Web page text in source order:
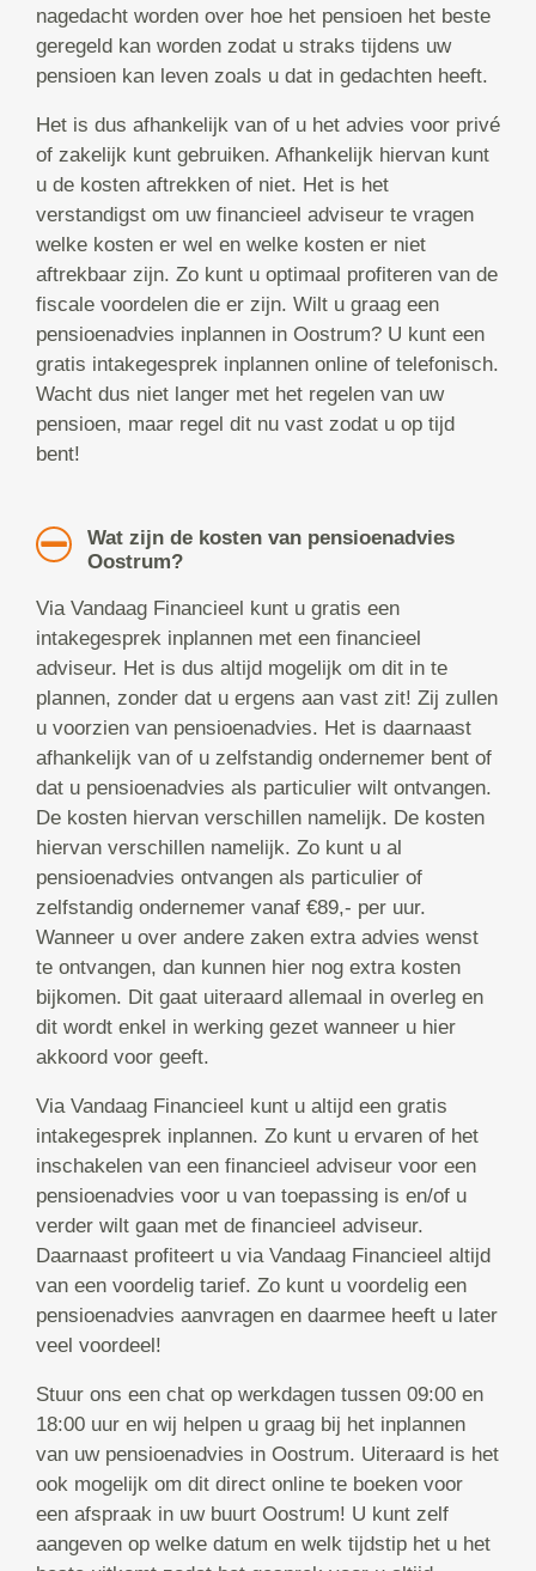
nagedacht worden over hoe het pensioen het beste
geregeld kan worden zodat u straks tijdens uw
pensioen kan leven zoals u dat in gedachten heeft.
Het is dus afhankelijk van of u het advies voor privé
of zakelijk kunt gebruiken. Afhankelijk hiervan kunt
u de kosten aftrekken of niet. Het is het
verstandigst om uw financieel adviseur te vragen
welke kosten er wel en welke kosten er niet
aftrekbaar zijn. Zo kunt u optimaal profiteren van de
fiscale voordelen die er zijn. Wilt u graag een
pensioenadvies inplannen in Oostrum? U kunt een
gratis intakegesprek inplannen online of telefonisch.
Wacht dus niet langer met het regelen van uw
pensioen, maar regel dit nu vast zodat u op tijd
bent!
Wat zijn de kosten van pensioenadvies
Oostrum?
Via Vandaag Financieel kunt u gratis een
intakegesprek inplannen met een financieel
adviseur. Het is dus altijd mogelijk om dit in te
plannen, zonder dat u ergens aan vast zit! Zij zullen
u voorzien van pensioenadvies. Het is daarnaast
afhankelijk van of u zelfstandig ondernemer bent of
dat u pensioenadvies als particulier wilt ontvangen.
De kosten hiervan verschillen namelijk. De kosten
hiervan verschillen namelijk. Zo kunt u al
pensioenadvies ontvangen als particulier of
zelfstandig ondernemer vanaf €89,- per uur.
Wanneer u over andere zaken extra advies wenst
te ontvangen, dan kunnen hier nog extra kosten
bijkomen. Dit gaat uiteraard allemaal in overleg en
dit wordt enkel in werking gezet wanneer u hier
akkoord voor geeft.
Via Vandaag Financieel kunt u altijd een gratis
intakegesprek inplannen. Zo kunt u ervaren of het
inschakelen van een financieel adviseur voor een
pensioenadvies voor u van toepassing is en/of u
verder wilt gaan met de financieel adviseur.
Daarnaast profiteert u via Vandaag Financieel altijd
van een voordelig tarief. Zo kunt u voordelig een
pensioenadvies aanvragen en daarmee heeft u later
veel voordeel!
Stuur ons een chat op werkdagen tussen 09:00 en
18:00 uur en wij helpen u graag bij het inplannen
van uw pensioenadvies in Oostrum. Uiteraard is het
ook mogelijk om dit direct online te boeken voor
een afspraak in uw buurt Oostrum! U kunt zelf
aangeven op welke datum en welk tijdstip het u het